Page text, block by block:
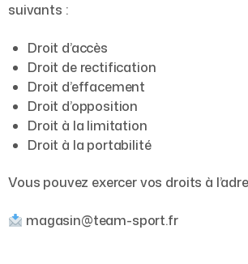
suivants :
Droit d’accès
Droit de rectification
Droit d’effacement
Droit d’opposition
Droit à la limitation
Droit à la portabilité
Vous pouvez exercer vos droits à
magasin@team-sport.fr